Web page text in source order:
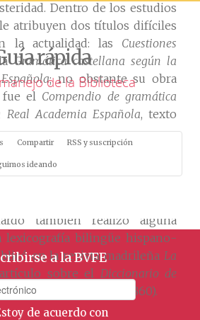
Dentro de los estudios
atribuyen dos títulos difíciles
la actualidad: las Cuestiones
Gramática castellana según la
; no obstante su obra
fue el Compendio de gramática
Academia Española, texto
ediciones antes de fin de
1899 (s. n., Caracas). Este
uniformar la enseñanza
también realizó alguna
lexicografía bilingüe hispano-
en la revista madrileñaLa
sobre el Diccionario de
María Baralt (1810-1860).
rápida
de la Biblioteca
Compartir RSS y suscripción
ideando
a la BVFE
de acuerdo con